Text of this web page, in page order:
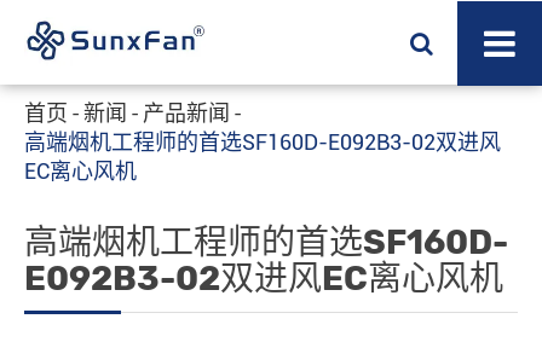
首页 新闻
产品新闻
高端烟机工程师的首选SF160D-E092B3-02双进风
EC离心风机
高端烟机工程师的首选SF160D-
E092B3-02双进风EC离心风机